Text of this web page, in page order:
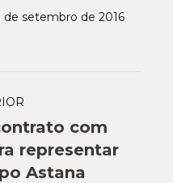
de setembro de 2016
com
representar
Astana